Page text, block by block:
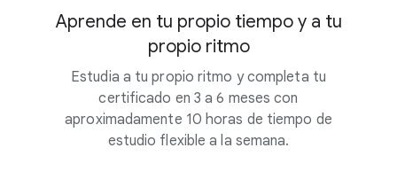
Aprende en tu propio tiempo y a tu
propio ritmo
Estudia a tu propio ritmo y completa tu
certificado en 3 a 6 meses con
aproximadamente 10 horas de tiempo de
estudio flexible a la semana.